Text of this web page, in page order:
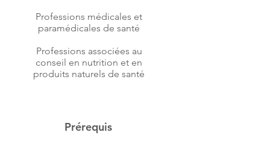
Professions médicales et
paramédicales de santé
Professions associées au
conseil en nutrition et en
produits naturels de santé
Prérequis